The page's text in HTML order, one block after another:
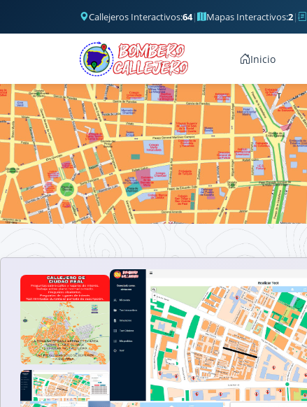
Callejeros Interactivos:64| Mapas Interactivos:2|
Inicio